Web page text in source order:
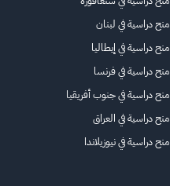
منح دراسية في لبنان
منح دراسية في إيطاليا
منح دراسية في فرنسا
منح دراسية في جنوب أفريقيا
منح دراسية في العراق
منح دراسية في نيوزيلاندا